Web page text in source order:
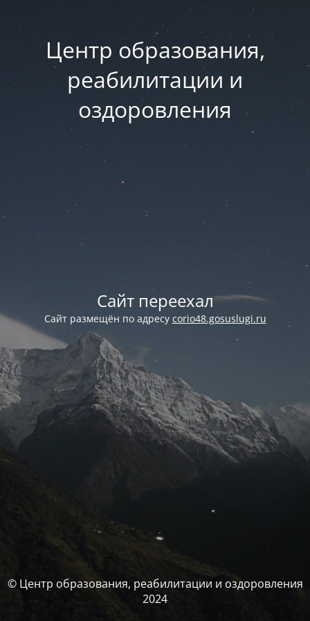
Центр образования,
реабилитации и
оздоровления
Сайт переехал
Сайт размещён по адресу corio48.gosuslugi.ru
© Центр образования, реабилитации и оздоровления
2024